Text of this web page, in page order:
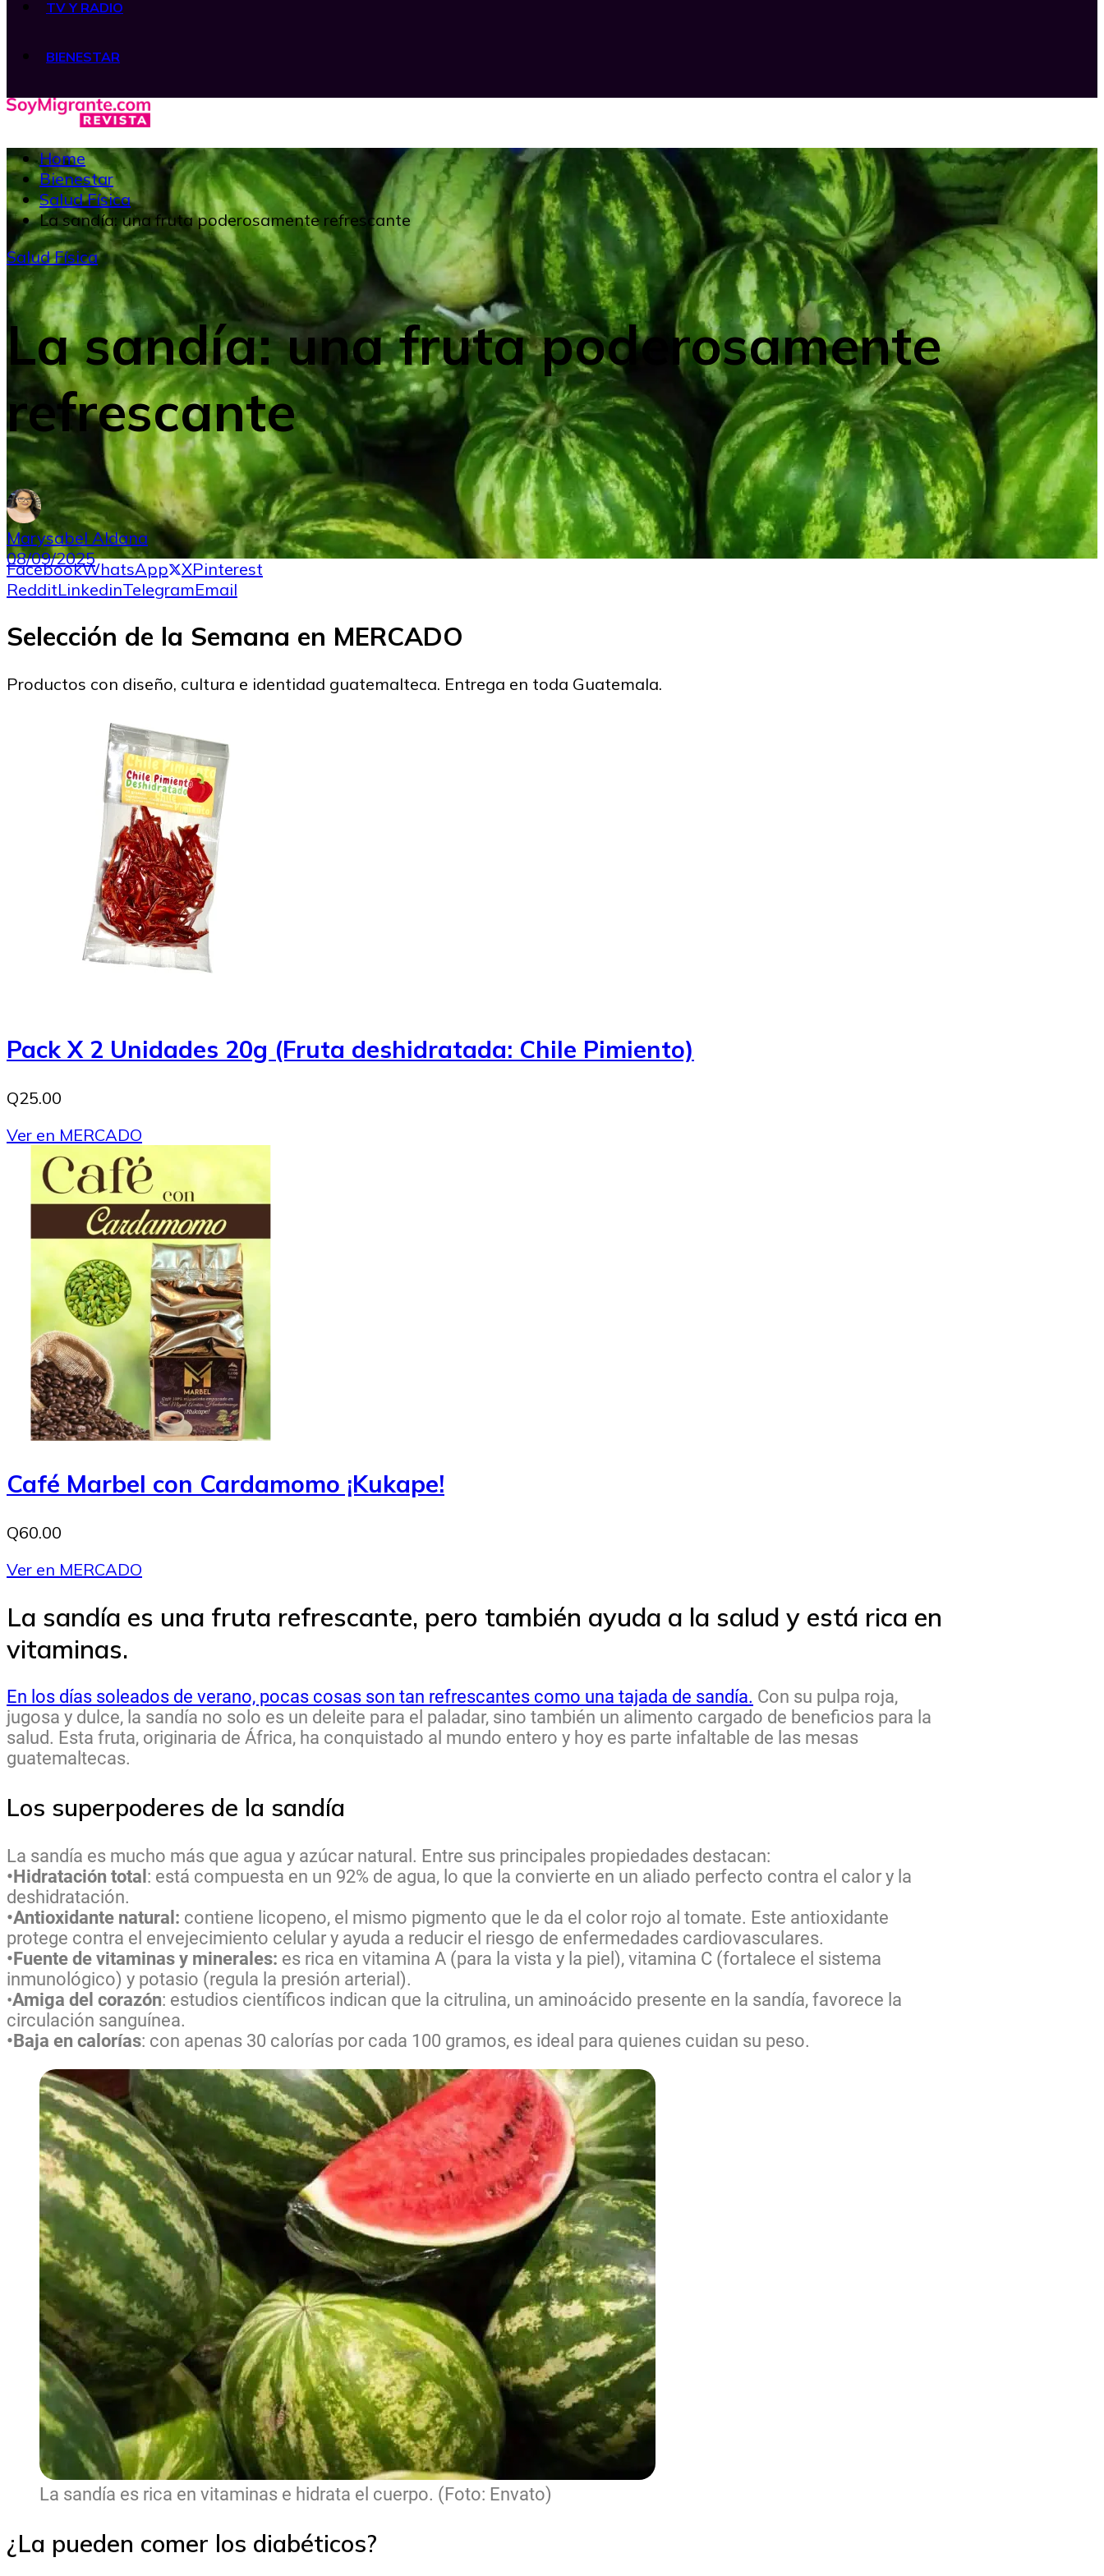
TV Y RADIO
BIENESTAR
Home
Bienestar
Salud Física
La sandía: una fruta poderosamente refrescante
Salud Física
La sandía: una fruta poderosamente
refrescante
Marysabel Aldana
08/09/2025
FacebookWhatsApp XPinterest
RedditLinkedinTelegramEmail
Selección de la Semana en MERCADO
Productos con diseño, cultura e identidad guatemalteca. Entrega en toda Guatemala.
Pack X 2 Unidades 20g (Fruta deshidratada: Chile Pimiento)
Q25.00
Ver en MERCADO
Café Marbel con Cardamomo ¡Kukape!
Q60.00
Ver en MERCADO
La sandía es una fruta refrescante, pero también ayuda a la salud y está rica en
vitaminas.
En los días soleados de verano, pocas cosas son tan refrescantes como una tajada de sandía. Con su pulpa roja,
jugosa y dulce, la sandía no solo es un deleite para el paladar, sino también un alimento cargado de beneficios para la
salud. Esta fruta, originaria de África, ha conquistado al mundo entero y hoy es parte infaltable de las mesas
guatemaltecas.
Los superpoderes de la sandía
La sandía es mucho más que agua y azúcar natural. Entre sus principales propiedades destacan:
•Hidratación total : está compuesta en un 92% de agua, lo que la convierte en un aliado perfecto contra el calor y la
deshidratación.
•Antioxidante natural: contiene licopeno, el mismo pigmento que le da el color rojo al tomate. Este antioxidante
protege contra el envejecimiento celular y ayuda a reducir el riesgo de enfermedades cardiovasculares.
•Fuente de vitaminas y minerales: es rica en vitamina A (para la vista y la piel), vitamina C (fortalece el sistema
inmunológico) y potasio (regula la presión arterial).
•Amiga del corazón: estudios científicos indican que la citrulina, un aminoácido presente en la sandía, favorece la
circulación sanguínea.
•Baja en calorías: con apenas 30 calorías por cada 100 gramos, es ideal para quienes cuidan su peso.
La sandía es rica en vitaminas e hidrata el cuerpo. (Foto: Envato)
¿La pueden comer los diabéticos?